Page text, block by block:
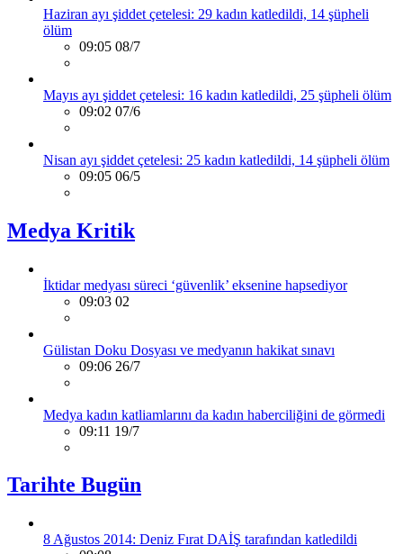
Haziran ayı şiddet çetelesi: 29 kadın katledildi, 14 şüpheli
ölüm
09:05 08/7
Mayıs ayı şiddet çetelesi: 16 kadın katledildi, 25 şüpheli ölüm
09:02 07/6
Nisan ayı şiddet çetelesi: 25 kadın katledildi, 14 şüpheli ölüm
09:05 06/5
Medya Kritik
İktidar medyası süreci ‘güvenlik’ eksenine hapsediyor
09:03 02
Gülistan Doku Dosyası ve medyanın hakikat sınavı
09:06 26/7
Medya kadın katliamlarını da kadın haberciliğini de görmedi
09:11 19/7
Tarihte Bugün
8 Ağustos 2014: Deniz Fırat DAİŞ tarafından katledildi